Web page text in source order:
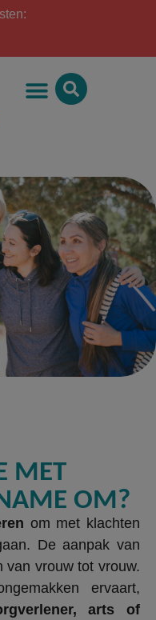
MET
OM?
om met klachten
De aanpak van
van vrouw tot vrouw.
ervaart,
arts of